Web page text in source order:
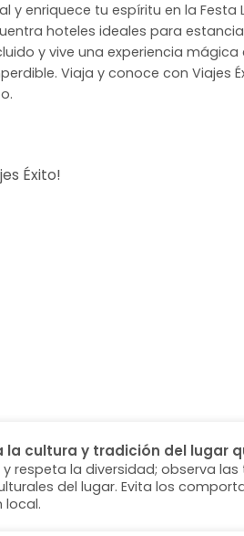
y enriquece tu espíritu en la Festa
hoteles ideales para
y vive una experiencia
Viaja y conoce con Viajes
Éxito!
la cultura y tradición del lugar
y respeta la diversidad; observa
del lugar. Evita los
local.